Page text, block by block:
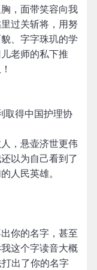
，面带笑容向我
过关斩将，用努
、字字珠玑的学
老师的私下推
取得中国护理协
，悬壶济世更伟
以为自己看到了
人民英雄。
你的名字，甚至
这个字读音大概
打出了你的名字